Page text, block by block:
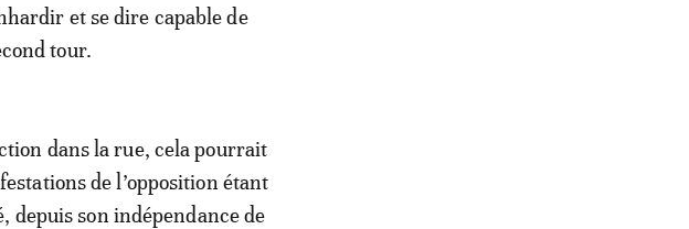
et se dire capable de
tour.
dans la rue, cela pourrait
de l’opposition étant
depuis son indépendance de